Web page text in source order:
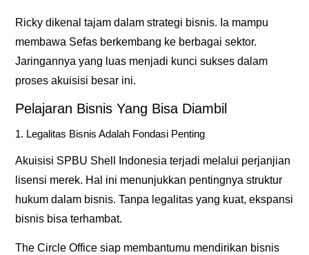
Ricky dikenal tajam dalam strategi bisnis. Ia mampu
membawa Sefas berkembang ke berbagai sektor.
Jaringannya yang luas menjadi kunci sukses dalam
proses akuisisi besar ini.
Pelajaran Bisnis Yang Bisa Diambil
1. Legalitas Bisnis Adalah Fondasi Penting
Akuisisi SPBU Shell Indonesia terjadi melalui perjanjian
lisensi merek. Hal ini menunjukkan pentingnya struktur
hukum dalam bisnis. Tanpa legalitas yang kuat, ekspansi
bisnis bisa terhambat.
The Circle Office siap membantumu mendirikan bisnis